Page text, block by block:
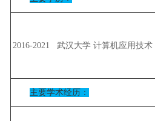
2016-2021 武汉大学 计算机应用技术
主要学术经历：